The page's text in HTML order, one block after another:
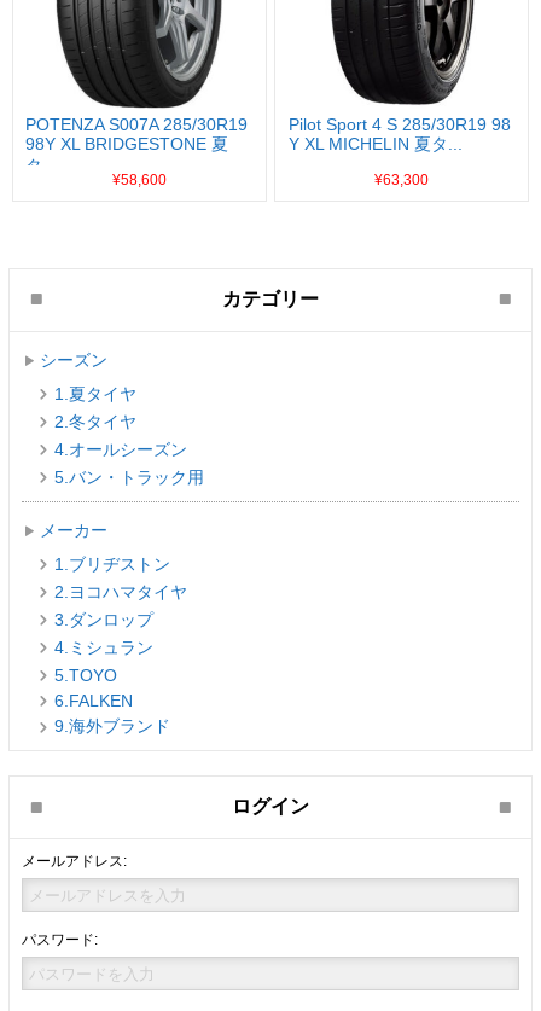
POTENZA S007A 285/30R19
98Y XL BRIDGESTONE 夏
タ...
¥58,600
Pilot Sport 4 S 285/30R19 98
Y XL MICHELIN 夏タ...
¥63,300
カテゴリー
シーズン
1.夏タイヤ
2.冬タイヤ
4.オールシーズン
5.バン・トラック用
メーカー
1.ブリヂストン
2.ヨコハマタイヤ
3.ダンロップ
4.ミシュラン
5.TOYO
6.FALKEN
9.海外ブランド
ログイン
メールアドレス:
パスワード: